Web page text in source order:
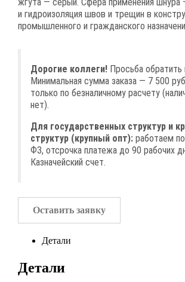
и гидроизоляция швов и трещин в
промышленного и гражданского
Дорогие коллеги! Просьба обратить
Минимальная сумма заказа — 7 500
только по безналичному расчету
нет).
Для государственных структур и
структур (крупный опт): работаем
ФЗ, отсрочка платежа до 90 рабочих
Казначейский счет.
Оставить заявку
Детали
Детали